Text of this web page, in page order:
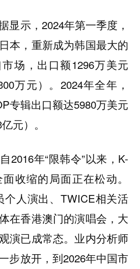
显示，2024年第一季度，
本，重新成为韩国最大的
场，出口额1296万美元
万元）。2024年全年，
专辑出口额达5980万美元
元）。
2016年“限韩令”以来，K-
收缩的局面正在松动。
个人演出、TWICE相关活
在香港澳门的演唱会，大
演已成常态。业内分析师
步放开，到2026年中国市